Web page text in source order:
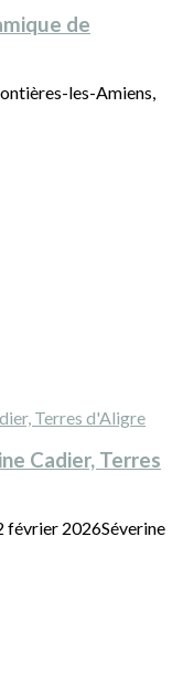
de
les-Amiens,
Cadier, Terres
février 2026Séverine